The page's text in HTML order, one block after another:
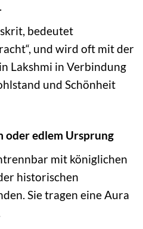
bedeutet
und wird oft mit der
Lakshmi in Verbindung
und Schönheit
oder edlem Ursprung
mit königlichen
historischen
Sie tragen eine Aura